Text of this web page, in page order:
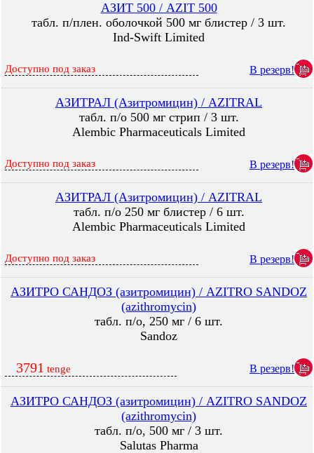
АЗИТ 500 / AZIT 500
табл. п/плен. оболочкой 500 мг блистер / 3 шт.
Ind-Swift Limited
Доступно под заказ В резерв!
АЗИТРАЛ (Азитромицин) / AZITRAL
табл. п/о 500 мг стрип / 3 шт.
Alembic Pharmaceuticals Limited
Доступно под заказ В резерв!
АЗИТРАЛ (Азитромицин) / AZITRAL
табл. п/о 250 мг блистер / 6 шт.
Alembic Pharmaceuticals Limited
Доступно под заказ В резерв!
АЗИТРО САНДОЗ (азитромицин) / AZITRO SANDOZ
(azithromycin)
табл. п/о, 250 мг / 6 шт.
Sandoz
3791 tenge В резерв!
АЗИТРО САНДОЗ (азитромицин) / AZITRO SANDOZ
(azithromycin)
табл. п/о, 500 мг / 3 шт.
Salutas Pharma